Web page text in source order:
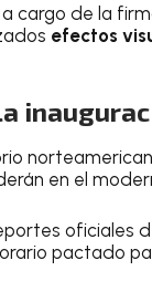
cargo de la
efectos
en el
oficiales
pactado